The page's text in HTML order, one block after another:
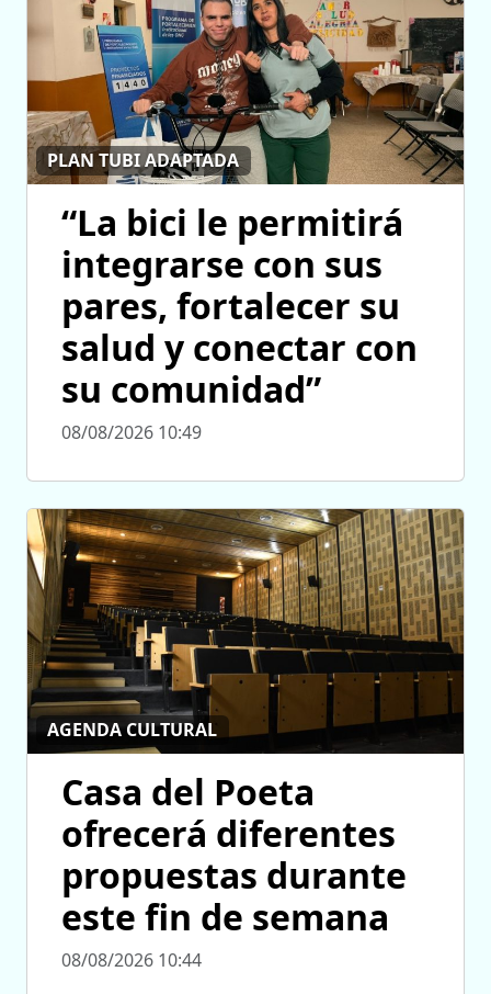
PLAN TUBI ADAPTADA
“La bici le permitirá
integrarse con sus
pares, fortalecer su
salud y conectar con
su comunidad”
08/08/2026 10:49
AGENDA CULTURAL
Casa del Poeta
ofrecerá diferentes
propuestas durante
este fin de semana
08/08/2026 10:44